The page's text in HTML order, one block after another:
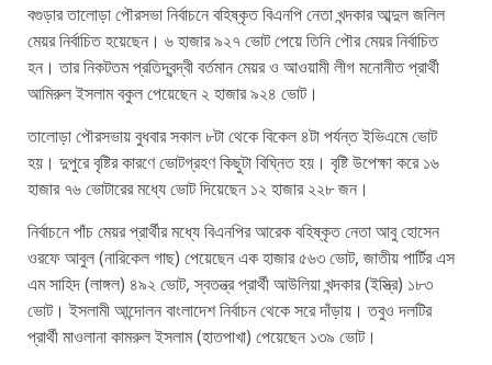
বগুড়ার তালোড়া পৌরসভা নির্বাচনে বহিষ্কৃত বিএনপি নেতা খন্দকার আব্দুল জলিল
মেয়র নির্বাচিত হয়েছেন। ৬ হাজার ৯২৭ ভোট পেয়ে তিনি পৌর মেয়র নির্বাচিত
হন। তার নিকটতম প্রতিদ্বন্দ্বী বর্তমান মেয়র ও আওয়ামী লীগ মনোনীত প্রার্থী
আমিরুল ইসলাম বকুল পেয়েছেন ২ হাজার ৯২৪ ভোট।
তালোড়া পৌরসভায় বুধবার সকাল ৮টা থেকে বিকেল ৪টা পর্যন্ত ইভিএমে ভোট
হয়। দুপুরে বৃষ্টির কারণে ভোটগ্রহণ কিছুটা বিঘ্নিত হয়। বৃষ্টি উপেক্ষা করে ১৬
হাজার ৭৬ ভোটারের মধ্যে ভোট দিয়েছেন ১২ হাজার ২২৮ জন।
নির্বাচনে পাঁচ মেয়র প্রার্থীর মধ্যে বিএনপির আরেক বহিষ্কৃত নেতা আবু হোসেন
ওরফে আবুল (নারিকেল গাছ) পেয়েছেন এক হাজার ৫৬৩ ভোট, জাতীয় পার্টির এস
এম সাহিদ (লাঙ্গল) ৪৯২ ভোট, স্বতন্ত্র প্রার্থী আউলিয়া খন্দকার (ইস্ত্রি) ১৮৩
ভোট। ইসলামী আন্দোলন বাংলাদেশ নির্বাচন থেকে সরে দাঁড়ায়। তবুও দলটির
প্রার্থী মাওলানা কামরুল ইসলাম (হাতপাখা) পেয়েছেন ১৩৯ ভোট।